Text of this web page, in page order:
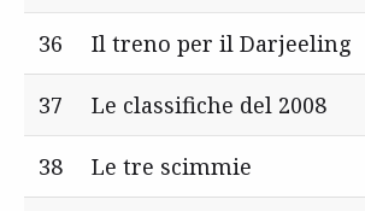
36 Il treno per il Darjeeling
37 Le classifiche del 2008
38 Le tre scimmie